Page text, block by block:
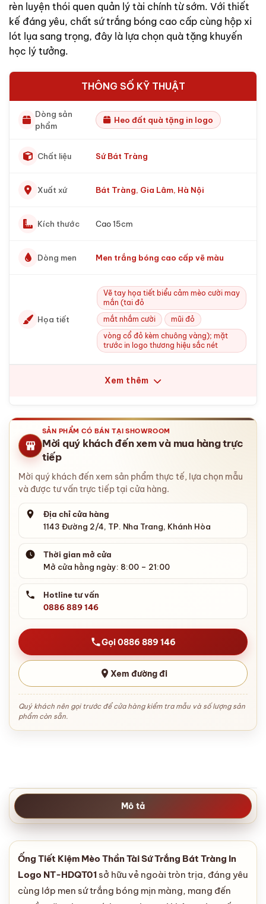
rèn luyện thói quen quản lý tài chính từ sớm. Với thiết
kế đáng yêu, chất sứ trắng bóng cao cấp cùng hộp xi
lót lụa sang trọng, đây là lựa chọn quà tặng khuyến
học lý tưởng.
THÔNG SỐ KỸ THUẬT
Dòng sản
phẩm
Heo đất quà tặng in logo
Chất liệu Sứ Bát Tràng
Xuất xứ Bát Tràng, Gia Lâm, Hà Nội
Kích thước Cao 15cm
Dòng men Men trắng bóng cao cấp vẽ màu
Họa tiết
Vẽ tay họa tiết biểu cảm mèo cười may
mắn (tai đỏ
mắt nhắm cười
mũi đỏ
vòng cổ đỏ kèm chuông vàng); mặt
trước in logo thương hiệu sắc nét
Xem thêm
SẢN PHẨM CÓ BÁN TẠI SHOWROOM
Mời quý khách đến xem và mua hàng trực
tiếp
Mời quý khách đến xem sản phẩm thực tế, lựa chọn mẫu
và được tư vấn trực tiếp tại cửa hàng.
Địa chỉ cửa hàng
1143 Đường 2/4, TP. Nha Trang, Khánh Hòa
Thời gian mở cửa
Mở cửa hằng ngày: 8:00 – 21:00
Hotline tư vấn
0886 889 146
Gọi 0886 889 146
Xem đường đi
Quý khách nên gọi trước để cửa hàng kiểm tra mẫu và số lượng sản
phẩm còn sẵn.
Mô tả
Ống Tiết Kiệm Mèo Thần Tài Sứ Trắng Bát Tràng In
Logo NT-HDQT01 sở hữu vẻ ngoài tròn trịa, đáng yêu
cùng lớp men sứ trắng bóng mịn màng, mang đến